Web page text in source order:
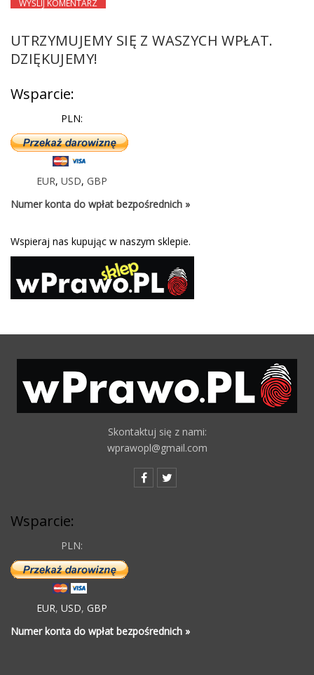
UTRZYMUJEMY SIĘ Z WASZYCH WPŁAT.
DZIĘKUJEMY!
Wsparcie:
PLN:
EUR, USD, GBP
Numer konta do wpłat bezpośrednich »
Wspieraj nas kupując w naszym sklepie.
Skontaktuj się z nami:
wprawopl@gmail.com
Wsparcie:
PLN:
EUR, USD, GBP
Numer konta do wpłat bezpośrednich »